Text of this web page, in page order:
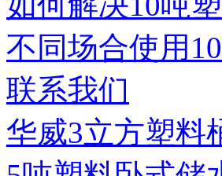
不同场合使用
联系我们
华威3立方塑料